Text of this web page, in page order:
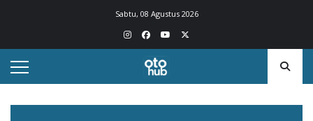
Sabtu, 08 Agustus 2026
Otohub.co
Portal berita otomotif Indonesia terkini